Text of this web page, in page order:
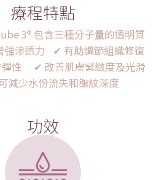
療程特點
3® 包含三種分子量的透明質
滲透力 ✔ 有助調節組織修復
彈性 ✔ 改善肌膚緊緻度及光滑
少水份流失和皺紋深度
功效